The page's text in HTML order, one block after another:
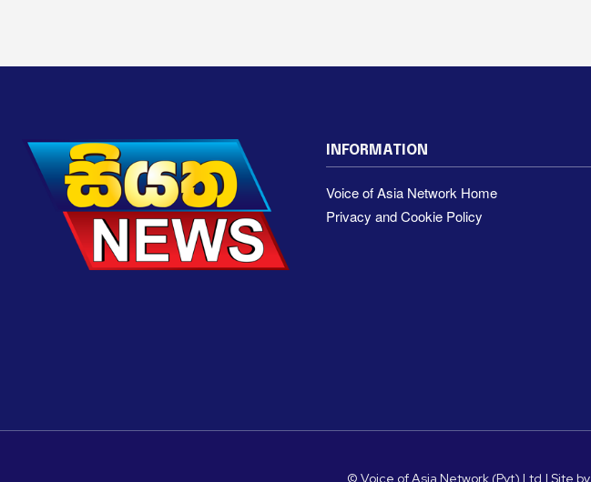
INFORMATION
Voice of Asia Network Home
Privacy and Cookie Policy
© Voice of Asia Network (Pvt) Ltd | Site by